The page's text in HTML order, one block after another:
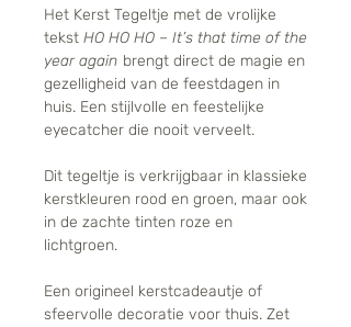
Het Kerst Tegeltje met de vrolijke
tekst HO HO HO – It’s that time of the
year again brengt direct de magie en
gezelligheid van de feestdagen in
huis. Een stijlvolle en feestelijke
eyecatcher die nooit verveelt.
Dit tegeltje is verkrijgbaar in klassieke
kerstkleuren rood en groen, maar ook
in de zachte tinten roze en
lichtgroen.
Een origineel kerstcadeautje of
sfeervolle decoratie voor thuis. Zet